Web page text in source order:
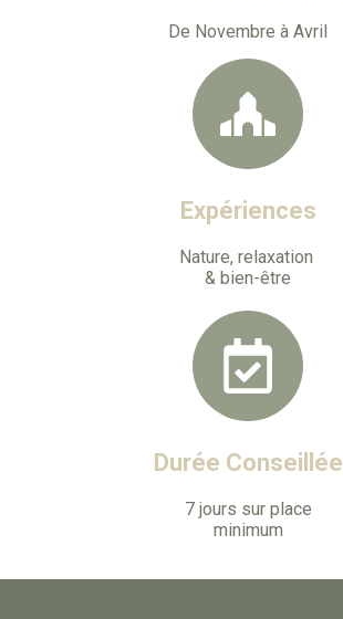
De Novembre à Avril
Expériences
Nature, relaxation
& bien-être
Durée Conseillée
7 jours sur place
minimum